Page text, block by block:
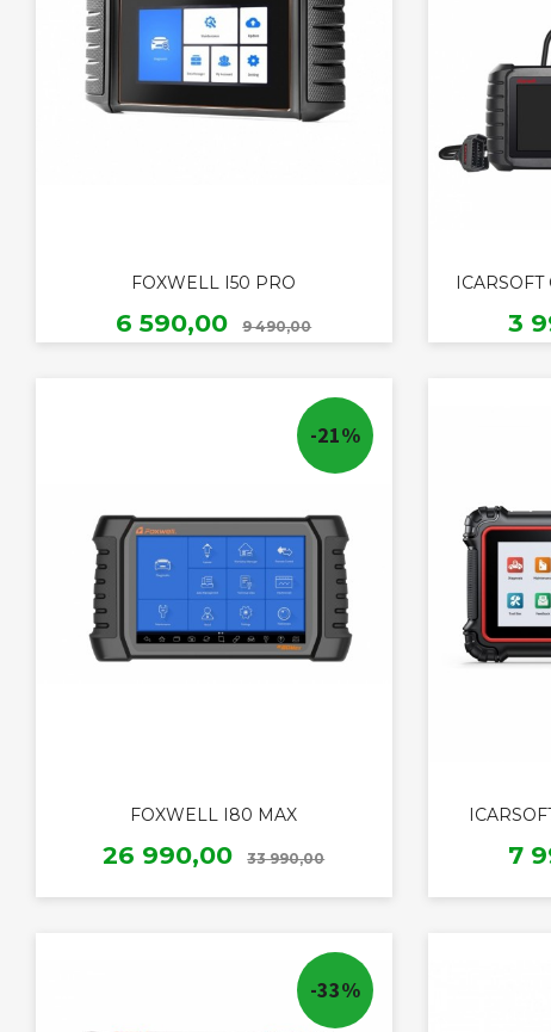
FOXWELL I50 PRO
Tilbud
6 590,00 9 490,00Rabatt 3
FOXWELL I80 MAX
Tilbud
26 990,00 33 990,00Rabatt
-21%
7
-33%